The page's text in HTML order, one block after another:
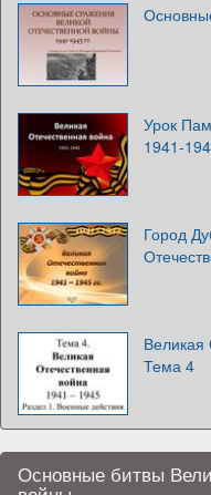
Урок
1941-
Город
Великая
Тема 4
Основные битвы